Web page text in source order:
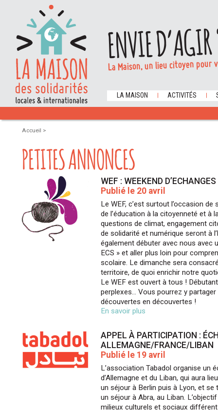
ENVIE
La Maison, un lieu citoyen
LA MAISON ACTIVITÉS
Accueil >
PETITES ANNONCES
WEF : WEEKEND
Publié le 20 avril
Le WEF, c’est surtout l’occasion
de l’éducation à la citoyenneté et à
questions de climat, engagement
de solidarité et numérique seront à
également débuter avec nous avec
ECS » et aller plus loin pour
scolaire. Le dimanche sera
territoire, de quoi enrichir notre
Le WEF est ouvert à tous !
perplexes… Vous pourrez y
découvertes en découvertes !
En savoir plus
APPEL À PARTICIPATION :
ALLEMAGNE/FRANCE/LIBAN
Publié le 19 avril
L’association Tabadol organise un
d’Allemagne et du Liban, qui aura
un séjour à Berlin puis à Lyon, et
un séjour à Abra, au Liban.
milieux culturels et sociaux